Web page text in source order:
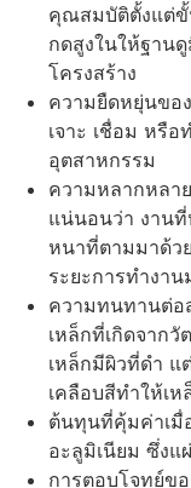
คุณสมบัติตั้งแต่ขั้
กดสูงในให้ฐาน
โครงสร้าง
ความยืดหยุ่นขอ
เจาะ เชื่อม หรื
อุตสาหกรรม
ความหลากหลา
แน่นอนว่า งาน
หนาที่ตามมาด้ว
ระยะการทำงา
ความทนทานต่อ
เหล็กที่เกิดจาก
เหล็กมีผิวที่ดำ แ
เคลือบสีทำให้เห
ต้นทุนที่คุ้มค่าเมื่
อะลูมิเนียม ซึ่งแ
การตอบโจทย์ข